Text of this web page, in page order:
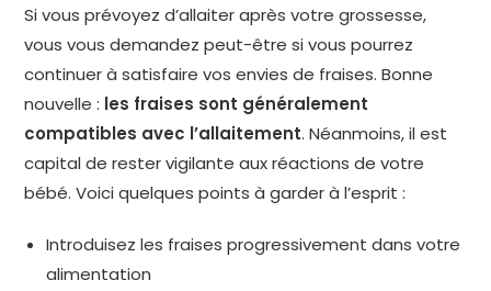
Si vous prévoyez d’allaiter après votre grossesse,
vous vous demandez peut-être si vous pourrez
continuer à satisfaire vos envies de fraises. Bonne
nouvelle : les fraises sont généralement
compatibles avec l’allaitement. Néanmoins, il est
capital de rester vigilante aux réactions de votre
bébé. Voici quelques points à garder à l’esprit :
Introduisez les fraises progressivement dans votre
alimentation